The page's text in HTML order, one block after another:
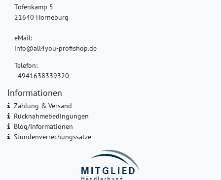
Töfenkamp 5
21640 Horneburg
eMail:
info@all4you-profishop.de
Telefon:
+4941638339320
Informationen
Zahlung & Versand
Rücknahmebedingungen
Blog/Informationen
Stundenverrechungssätze